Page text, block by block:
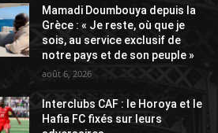
Mamadi Doumbouya depuis la
Grèce : « Je reste, où que je
sois, au service exclusif de
notre pays et de son peuple »
août 6, 2026
Interclubs CAF : le Horoya et le
Hafia FC fixés sur leurs